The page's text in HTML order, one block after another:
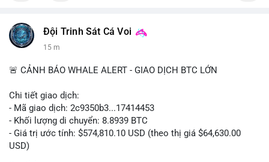
Đội Trinh Sát Cá Voi
15 m
🚨 CẢNH BÁO WHALE ALERT - GIAO DỊCH BTC LỚN
Chi tiết giao dịch:
- Mã giao dịch: 2c9350b3...17414453
- Khối lượng di chuyển: 8.8939 BTC
- Giá trị ước tính: $574,810.10 USD (theo thị giá $64,630.00
USD)